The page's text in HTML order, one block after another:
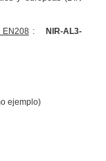
EN208 :
NIR-AL3-
ejemplo)